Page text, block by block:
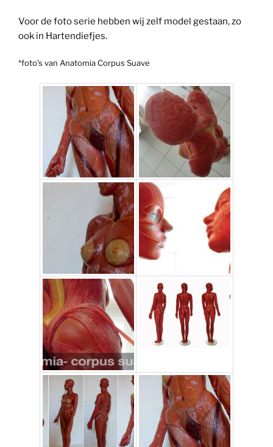
Voor de foto serie hebben wij zelf model gestaan, zo
ook in Hartendiefjes.
*foto’s van Anatomia Corpus Suave